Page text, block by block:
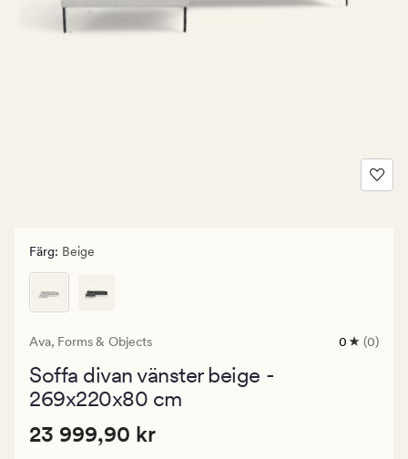
Färg: Beige
Ava, Forms & Objects
0
0 (0)
Soffa divan vänster beige -
269x220x80 cm
Pris
Pris 23 999,90 kr
23 999,90 kr